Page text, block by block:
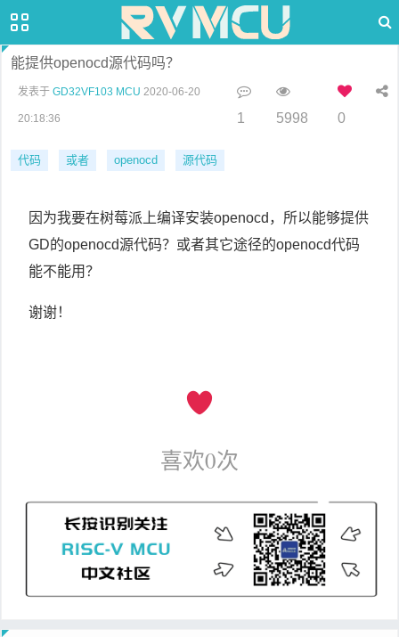
能提供openocd源代码吗？
发表于 GD32VF103 MCU 2020-06-20
20:18:36 1 5998 0
代码 或者 openocd 源代码
因为我要在树莓派上编译安装openocd，所以能够提供
GD的openocd源代码？或者其它途径的openocd代码
能不能用？
谢谢！
喜欢0次